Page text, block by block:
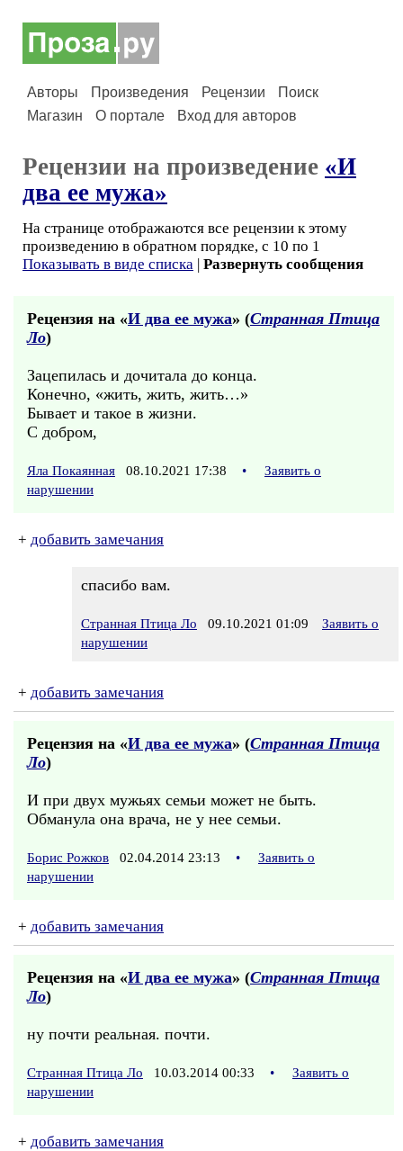
Авторы Произведения Рецензии
Поиск
Магазин
О портале Вход для авторов
Рецензии на произведение «И
два ее мужа»
На странице отображаются все рецензии к этому
произведению в обратном порядке, с 10 по 1
Показывать в виде списка | Развернуть сообщения
Рецензия на «И два ее мужа» (Странная Птица
Ло)
Зацепилась и дочитала до конца.
Конечно, «жить, жить, жить…»
Бывает и такое в жизни.
С добром,
Яла Покаянная 08.10.2021 17:38 •
Заявить о
нарушении
+ добавить замечания
спасибо вам.
Странная Птица Ло 09.10.2021 01:09
Заявить о
нарушении
+ добавить замечания
Рецензия на «И два ее мужа» (Странная Птица
Ло)
И при двух мужьях семьи может не быть.
Обманула она врача, не у нее семьи.
Борис Рожков 02.04.2014 23:13 •
Заявить о
нарушении
+ добавить замечания
Рецензия на «И два ее мужа» (Странная Птица
Ло)
ну почти реальная. почти.
Странная Птица Ло 10.03.2014 00:33 •
Заявить о
нарушении
+ добавить замечания